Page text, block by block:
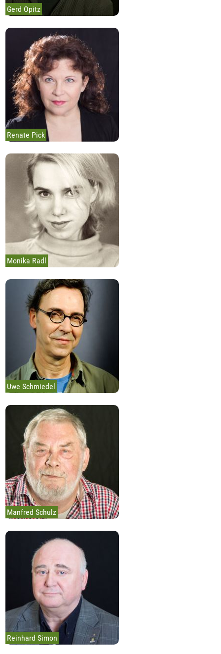
Gerd Opitz
Renate Pick
Monika Radl
Uwe Schmiedel
Manfred Schulz
Reinhard Simon